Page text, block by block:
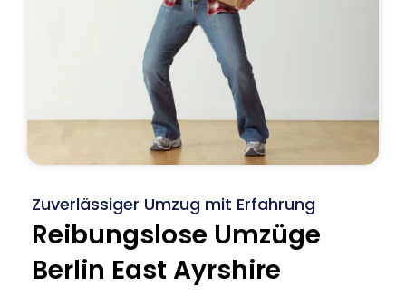
Zuverlässiger Umzug mit Erfahrung
Reibungslose Umzüge
Berlin East Ayrshire